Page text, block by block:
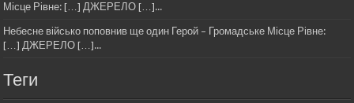
Місце Рівне: […] ДЖЕРЕЛО […]...
Небесне військо поповнив ще один Герой – Громадське Місце Рівне:
[…] ДЖЕРЕЛО […]...
Теги